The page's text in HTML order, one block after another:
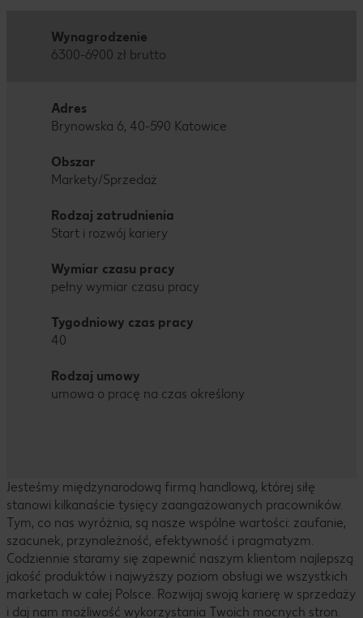
Wynagrodzenie
6300-6900 zł brutto
Adres
Brynowska 6, 40-590 Katowice
Obszar
Markety/Sprzedaż
Rodzaj zatrudnienia
Start i rozwój kariery
Wymiar czasu pracy
pełny wymiar czasu pracy
Tygodniowy czas pracy
40
Rodzaj umowy
umowa o pracę na czas określony
Jesteśmy międzynarodową firmą handlową, której siłę
stanowi kilkanaście tysięcy zaangażowanych pracowników.
Tym, co nas wyróżnia, są nasze wspólne wartości: zaufanie,
szacunek, przynależność, efektywność i pragmatyzm.
Codziennie staramy się zapewnić naszym klientom najlepszą
jakość produktów i najwyższy poziom obsługi we wszystkich
marketach w całej Polsce. Rozwijaj swoją karierę w sprzedaży
i daj nam możliwość wykorzystania Twoich mocnych stron.